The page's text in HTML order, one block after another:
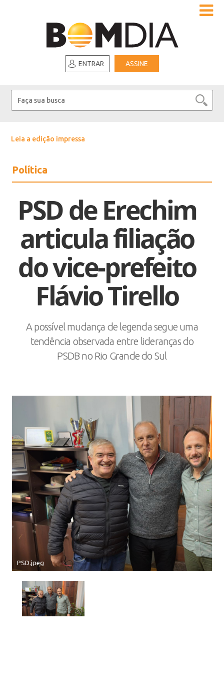
ENTRAR ASSINE
Leia a edição impressa
Política
PSD de Erechim
articula filiação
do vice-prefeito
Flávio Tirello
A possível mudança de legenda segue uma
tendência observada entre lideranças do
PSDB no Rio Grande do Sul
PSD.jpeg